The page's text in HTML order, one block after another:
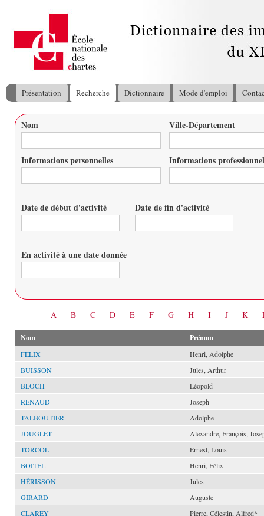
Menu principal
Présentation Recherche Dictionnaire Mode d'emploi
Vous êtes ici
Nom Ville-Département
Informations personnelles Informations
Date de début d'activité Date de fin d'activité
En activité à une date donnée
A B C D E F G H I J K
Nom Prénom
FELIX
Henri, Adolphe
BUISSON
Jules, Arthur
BLOCH
Léopold
RENAUD
Joseph
TALBOUTIER
Adolphe
JOUGLET
Alexandre, François,
TORCOL
Ernest, Louis
BOITEL
Henri, Félix
HÉRISSON
Jules
GIRARD
Auguste
CLAREY
Pierre, Célestin, Alfred*